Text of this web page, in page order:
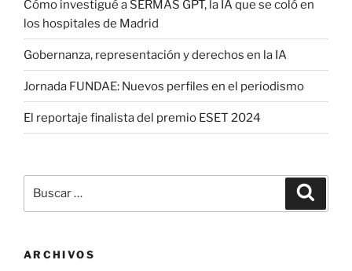
Cómo investigué a SERMAS GPT, la IA que se coló en
los hospitales de Madrid
Gobernanza, representación y derechos en la IA
Jornada FUNDAE: Nuevos perfiles en el periodismo
El reportaje finalista del premio ESET 2024
por:
ARCHIVOS